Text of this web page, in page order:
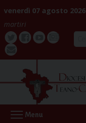
content
venerdì 07 agosto 2026
martiri
Twitter
Buona
webmail
Menu